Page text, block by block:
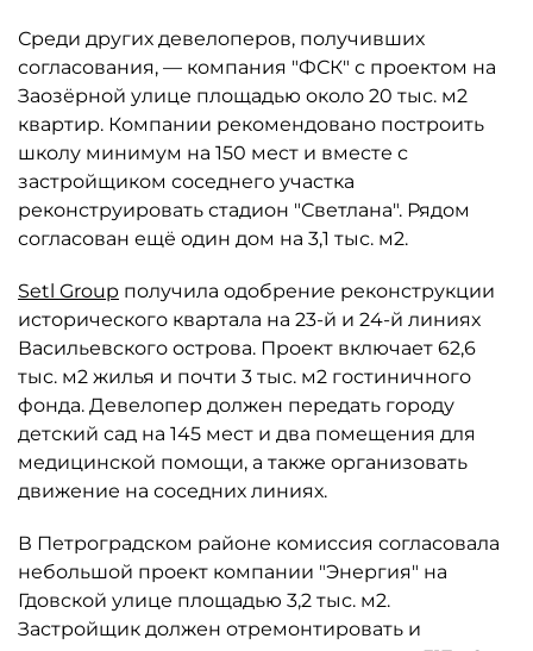
Среди других девелоперов, получивших
согласования, — компания "ФСК" с проектом на
Заозёрной улице площадью около 20 тыс. м2
квартир. Компании рекомендовано построить
школу минимум на 150 мест и вместе с
застройщиком соседнего участка
реконструировать стадион "Светлана". Рядом
согласован ещё один дом на 3,1 тыс. м2.
Setl Group получила одобрение реконструкции
исторического квартала на 23-й и 24-й линиях
Васильевского острова. Проект включает 62,6
тыс. м2 жилья и почти 3 тыс. м2 гостиничного
фонда. Девелопер должен передать городу
детский сад на 145 мест и два помещения для
медицинской помощи, а также организовать
движение на соседних линиях.
В Петроградском районе комиссия согласовала
небольшой проект компании "Энергия" на
Гдовской улице площадью 3,2 тыс. м2.
Застройщик должен отремонтировать и